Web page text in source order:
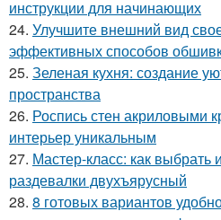
инструкции для начинающих
24. Улучшите внешний вид
эффективных способов
25. Зеленая кухня: создание
пространства
26. Роспись стен акриловыми
интерьер уникальным
27. Мастер-класс: как выбрать
раздевалки двухъярусный
28. 8 готовых вариантов